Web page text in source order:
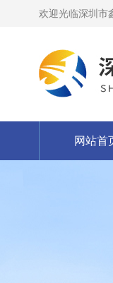
欢迎光临深圳市
网站首